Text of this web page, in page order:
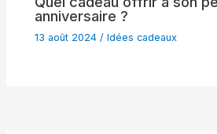
anniversaire ?
13 août 2024 /Idées cadeaux